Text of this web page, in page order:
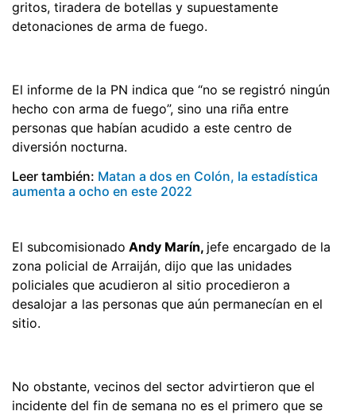
gritos, tiradera de botellas y supuestamente
detonaciones de arma de fuego.
El informe de la PN indica que “no se registró ningún
hecho con arma de fuego”, sino una riña entre
personas que habían acudido a este centro de
diversión nocturna.
Leer también: Matan a dos en Colón, la estadística
aumenta a ocho en este 2022
El subcomisionado Andy Marín, jefe encargado de la
zona policial de Arraiján, dijo que las unidades
policiales que acudieron al sitio procedieron a
desalojar a las personas que aún permanecían en el
sitio.
No obstante, vecinos del sector advirtieron que el
incidente del fin de semana no es el primero que se